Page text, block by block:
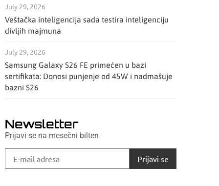
July 29, 2026
Veštačka inteligencija sada testira inteligenciju
divljih majmuna
July 29, 2026
Samsung Galaxy S26 FE primećen u bazi
sertifikata: Donosi punjenje od 45W i nadmašuje
bazni S26
Newsletter
Prijavi se na mesečni bilten